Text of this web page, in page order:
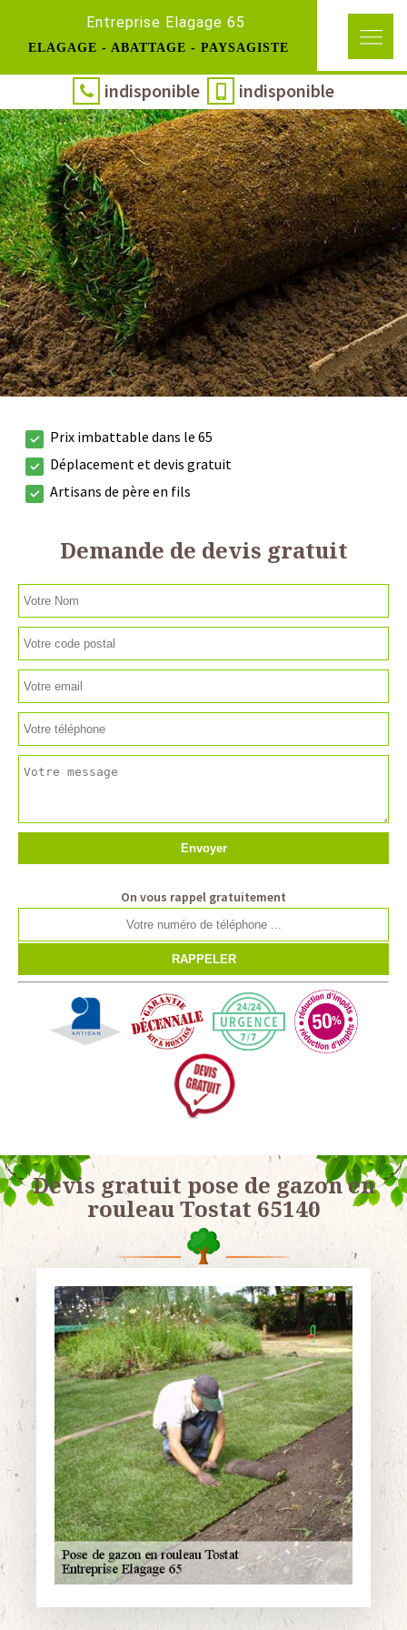
Entreprise Elagage 65
ELAGAGE - ABATTAGE - PAYSAGISTE
indisponible indisponible
Prix imbattable dans le 65
Déplacement et devis gratuit
Artisans de père en fils
Demande de devis gratuit
On vous rappel gratuitement
Devis gratuit pose de gazon en
rouleau Tostat 65140